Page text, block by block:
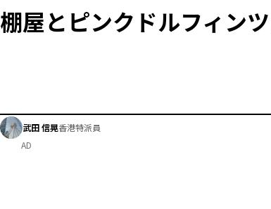
棚屋とピンクドルフィン
武田 信晃香港特派員
AD